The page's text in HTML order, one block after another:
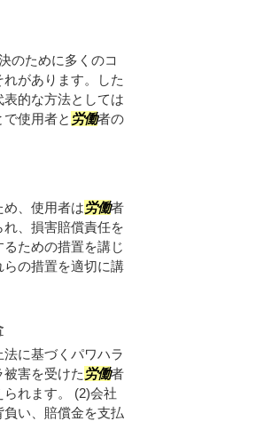
のために多くのコ
があります。した
的な方法としては
使用者と 労働者の
、使用者は労働者
、損害賠償責任を
ための措置を講じ
の措置を適切に講
に基づくパワハラ
害を受けた 労働者
れます。 (2)会社
い、賠償金を支払